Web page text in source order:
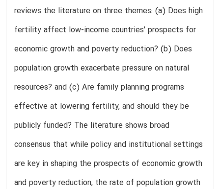
reviews the literature on three themes: (a) Does high
fertility affect low-income countries' prospects for
economic growth and poverty reduction? (b) Does
population growth exacerbate pressure on natural
resources? and (c) Are family planning programs
effective at lowering fertility, and should they be
publicly funded? The literature shows broad
consensus that while policy and institutional settings
are key in shaping the prospects of economic growth
and poverty reduction, the rate of population growth